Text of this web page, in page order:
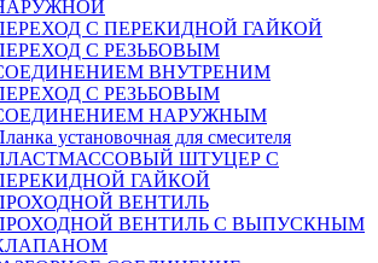
С ПЕРЕКИДНОЙ ГАЙКОЙ
С РЕЗЬБОВЫМ
ВНУТРЕНИМ
С РЕЗЬБОВЫМ
НАРУЖНЫМ
установочная для смесителя
ШТУЦЕР С
ГАЙКОЙ
ВЕНТИЛЬ
ВЕНТИЛЬ С ВЫПУСКНЫМ